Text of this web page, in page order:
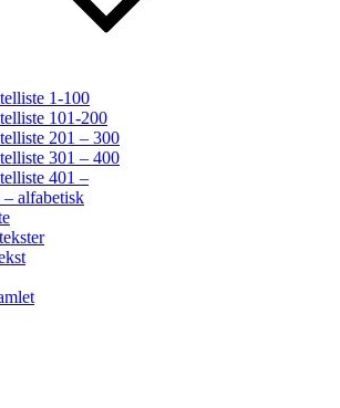
1-100
101-200
201 – 300
301 – 400
401 –
alfabetisk